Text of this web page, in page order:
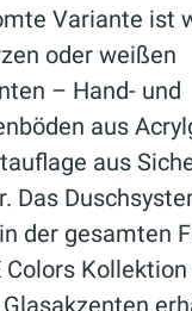
Variante ist
oder weißen
– Hand- und
aus
aus
Das
der gesamten
Colors